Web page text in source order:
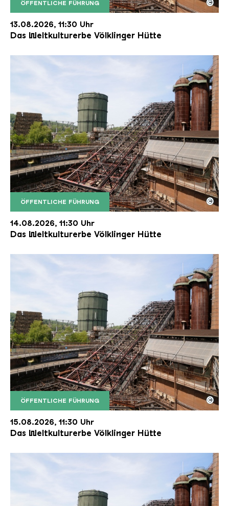
ÖFFENTLICHE FÜHRUNG
Der Erzschrägaufzug der Völklinger Hütte mit
Copyright: Weltkulturerbe Völklinger Hütte | Karl
©
13.08.2026, 11:30 Uhr
Das Weltkulturerbe Völklinger Hütte
ÖFFENTLICHE FÜHRUNG
Der Erzschrägaufzug der Völklinger Hütte mit
Copyright: Weltkulturerbe Völklinger Hütte | Karl
©
14.08.2026, 11:30 Uhr
Das Weltkulturerbe Völklinger Hütte
ÖFFENTLICHE FÜHRUNG
Der Erzschrägaufzug der Völklinger Hütte mit
Copyright: Weltkulturerbe Völklinger Hütte | Karl
©
15.08.2026, 11:30 Uhr
Das Weltkulturerbe Völklinger Hütte